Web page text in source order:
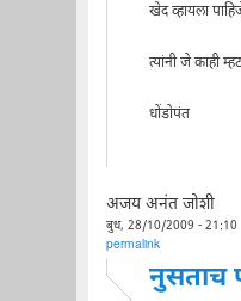
खेद व्हायला
त्यांनी जे काही
धोंडोपंत
अजय अनंत जोशी
बुध, 28/10/2009 - 21:10
permalink
नुसताच